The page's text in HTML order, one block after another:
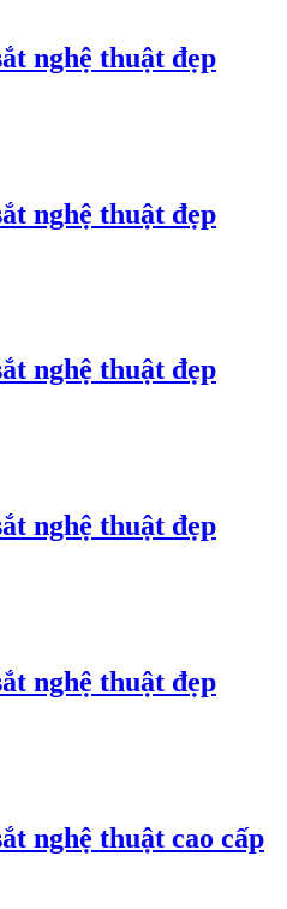
nghệ thuật đẹp
nghệ thuật đẹp
nghệ thuật đẹp
nghệ thuật đẹp
nghệ thuật đẹp
nghệ thuật cao cấp